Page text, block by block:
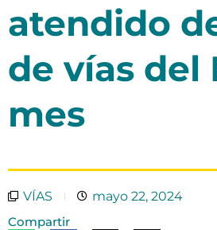
atendido
de vías del
mes
VÍAS
mayo 22, 2024
Compartir